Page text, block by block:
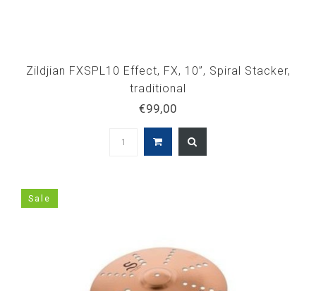
Zildjian FXSPL10 Effect, FX, 10”, Spiral Stacker,
traditional
€99,00
Sale